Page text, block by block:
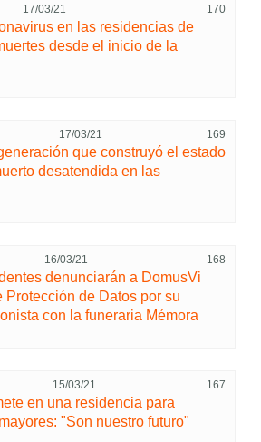
17/03/21 170
en las residencias de
desde el inicio de la
17/03/21 169
que construyó el estado
desatendida en las
16/03/21 168
denunciarán a DomusVi
Protección de Datos por su
con la funeraria Mémora
15/03/21 167
en una residencia para
"Son nuestro futuro"